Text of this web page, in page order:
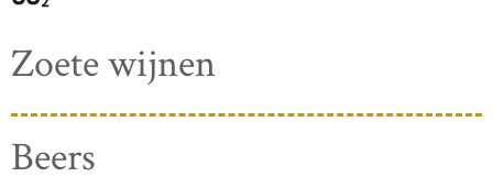
Zoete wijnen
Beers